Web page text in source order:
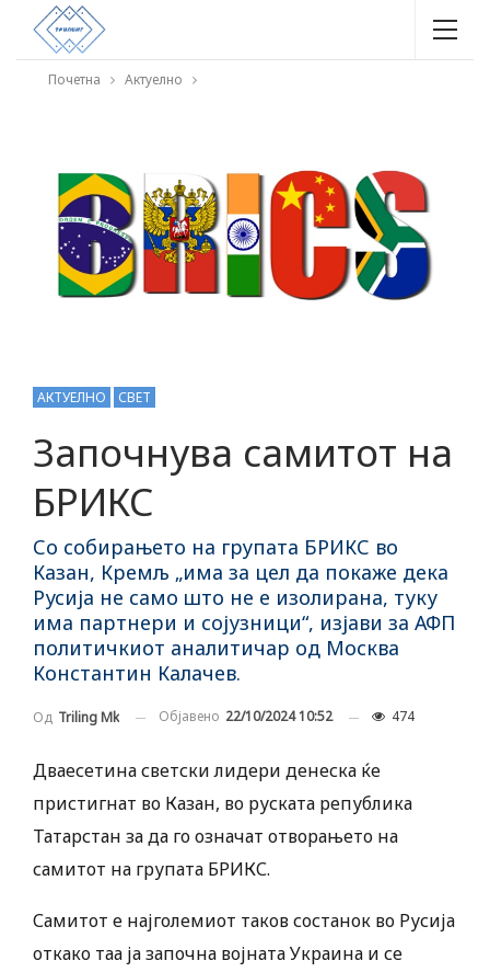
Почетна Актуелно
АКТУЕЛНО СВЕТ
Започнува самитот на
БРИКС
Со собирањето на групата БРИКС во
Казан, Кремљ „има за цел да покаже дека
Русија не само што не е изолирана, туку
има партнери и сојузници“, изјави за АФП
политичкиот аналитичар од Москва
Константин Калачев.
Од Triling Mk Објавено 22/10/2024 10:52 474
Дваесетина светски лидери денеска ќе
пристигнат во Казан, во руската република
Татарстан за да го означат отворањето на
самитот на групата БРИКС.
Самитот е најголемиот таков состанок во Русија
откако таа ја започна војната Украина и се